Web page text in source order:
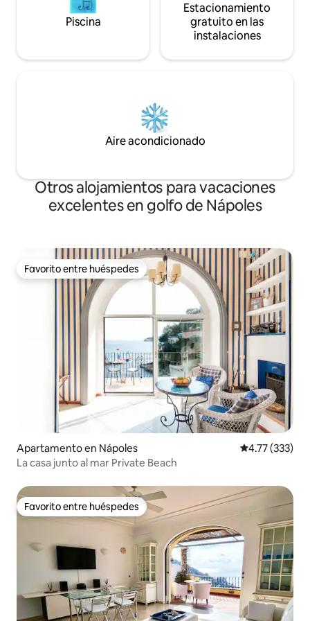
Piscina
Estacionamiento
gratuito en las
instalaciones
Aire acondicionado
Otros alojamientos para vacaciones
excelentes en golfo de Nápoles
Favorito entre huéspedes
Favorito entre huéspedes
Apartamento en Nápoles Calificación
4.77 (333)
La casa junto al mar Private Beach
Favorito entre huéspedes
Favorito entre huéspedes